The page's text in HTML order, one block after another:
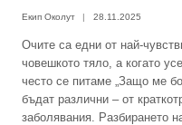
Екип Околут 28.11.2025
Очите са едни от най-
човешкото тяло, а когато
често се питаме „Защо ме
бъдат различни – от
заболявания. Разбирането